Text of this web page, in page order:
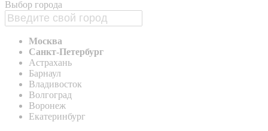
Выбор города
Москва
Санкт-Петербург
Астрахань
Барнаул
Владивосток
Волгоград
Воронеж
Екатеринбург